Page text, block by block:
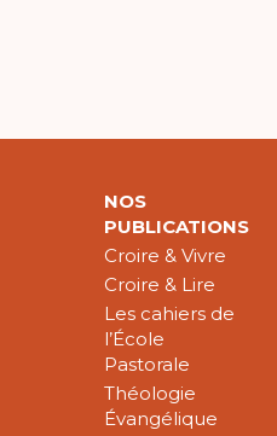
NOS
PUBLICATIONS
Croire & Vivre
Croire & Lire
Les cahiers de
l’École
Pastorale
Théologie
Évangélique